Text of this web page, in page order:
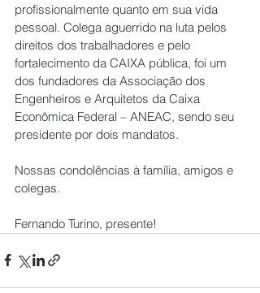
profissionalmente quanto em sua vida
pessoal. Colega aguerrido na luta pelos
direitos dos trabalhadores e pelo
fortalecimento da CAIXA pública, foi um
dos fundadores da Associação dos
Engenheiros e Arquitetos da Caixa
Econômica Federal – ANEAC, sendo seu
presidente por dois mandatos.
Nossas condolências à família, amigos e
colegas.
Fernando Turino, presente!